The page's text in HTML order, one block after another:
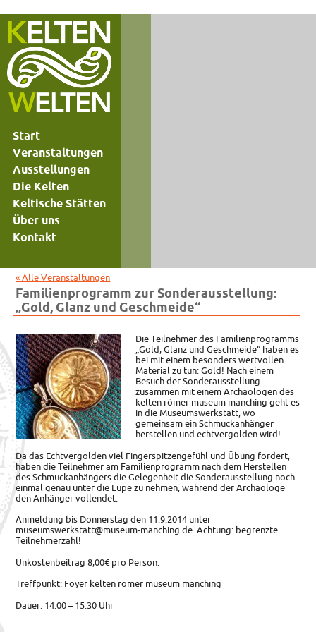
Start
Veranstaltungen
Ausstellungen
Die Kelten
Keltische Stätten
Über uns
Kontakt
« Alle Veranstaltungen
Familienprogramm zur Sonderausstellung:
„Gold, Glanz und Geschmeide“
Die Teilnehmer des Familienprogramms
„Gold, Glanz und Geschmeide“ haben es
bei mit einem besonders wertvollen
Material zu tun: Gold! Nach einem
Besuch der Sonderausstellung
zusammen mit einem Archäologen des
kelten römer museum manching geht es
in die Museumswerkstatt, wo
gemeinsam ein Schmuckanhänger
herstellen und echtvergolden wird!
Da das Echtvergolden viel Fingerspitzengefühl und Übung fordert,
haben die Teilnehmer am Familienprogramm nach dem Herstellen
des Schmuckanhängers die Gelegenheit die Sonderausstellung noch
einmal genau unter die Lupe zu nehmen, während der Archäologe
den Anhänger vollendet.
Anmeldung bis Donnerstag den 11.9.2014 unter
museumswerkstatt@museum-manching.de. Achtung: begrenzte
Teilnehmerzahl!
Unkostenbeitrag 8,00€ pro Person.
Treffpunkt: Foyer kelten römer museum manching
Dauer: 14.00 – 15.30 Uhr